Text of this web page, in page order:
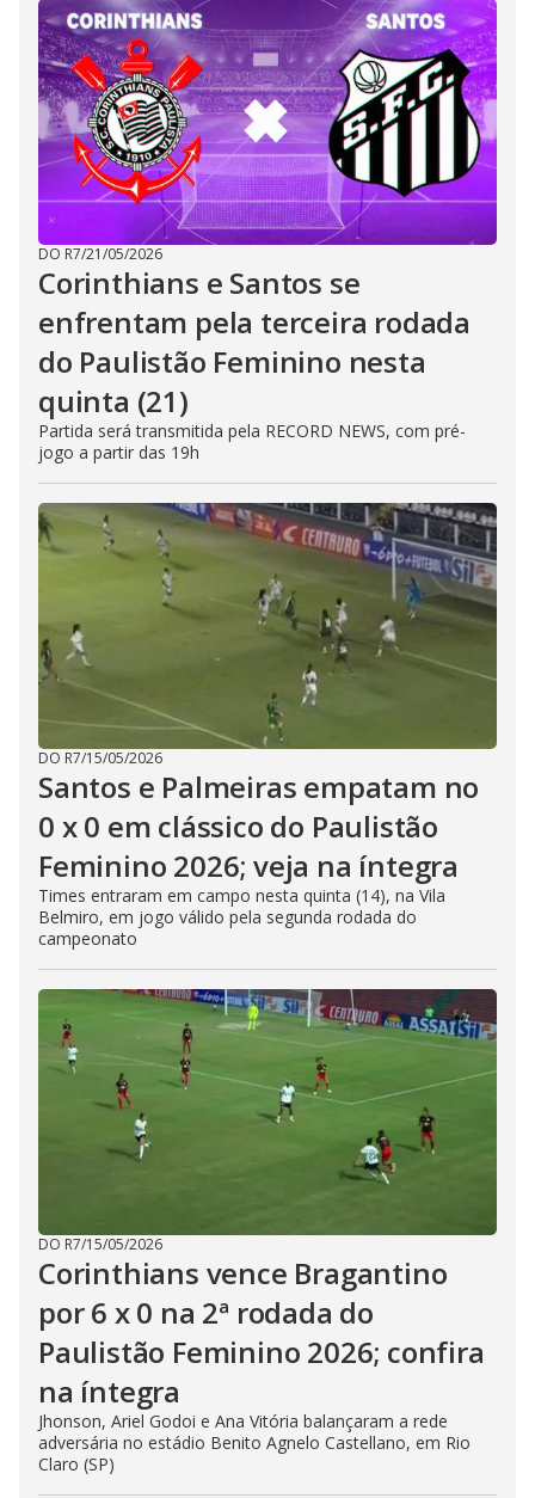
DO R7/21/05/2026
Corinthians e Santos se
enfrentam pela terceira rodada
do Paulistão Feminino nesta
quinta (21)
Partida será transmitida pela RECORD NEWS, com pré-
jogo a partir das 19h
DO R7/15/05/2026
Santos e Palmeiras empatam no
0 x 0 em clássico do Paulistão
Feminino 2026; veja na íntegra
Times entraram em campo nesta quinta (14), na Vila
Belmiro, em jogo válido pela segunda rodada do
campeonato
DO R7/15/05/2026
Corinthians vence Bragantino
por 6 x 0 na 2ª rodada do
Paulistão Feminino 2026; confira
na íntegra
Jhonson, Ariel Godoi e Ana Vitória balançaram a rede
adversária no estádio Benito Agnelo Castellano, em Rio
Claro (SP)